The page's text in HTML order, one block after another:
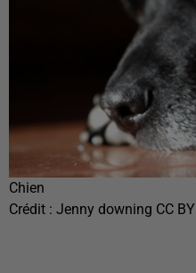
Chien
Crédit : Jenny downing CC BY